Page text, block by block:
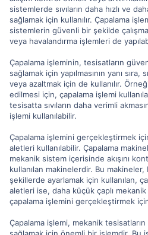
sistemlerde sıvıların daha hızlı ve
sağlamak için kullanılır. Çapalama
sistemlerin güvenli bir şekilde
veya havalandırma işlemleri de
Çapalama işleminin, tesisatların
sağlamak için yapılmasının yanı sıra,
veya azaltmak için de kullanılır.
edilmesi için, çapalama işlemi
tesisatta sıvıların daha verimli
işlemi kullanılabilir.
Çapalama işlemini gerçekleştirmek
aletleri kullanılabilir. Çapalama
mekanik sistem içerisinde akışını
kullanılan makinelerdir. Bu makineler,
şekillerde ayarlamak için kullanılan,
aletleri ise, daha küçük çaplı
çapalama işlemini gerçekleştirmek
Çapalama işlemi, mekanik tesisatların
sağlamak için önemli bir işlemdir. Bu